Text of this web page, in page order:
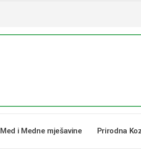
Med i Medne mješavine Prirodna